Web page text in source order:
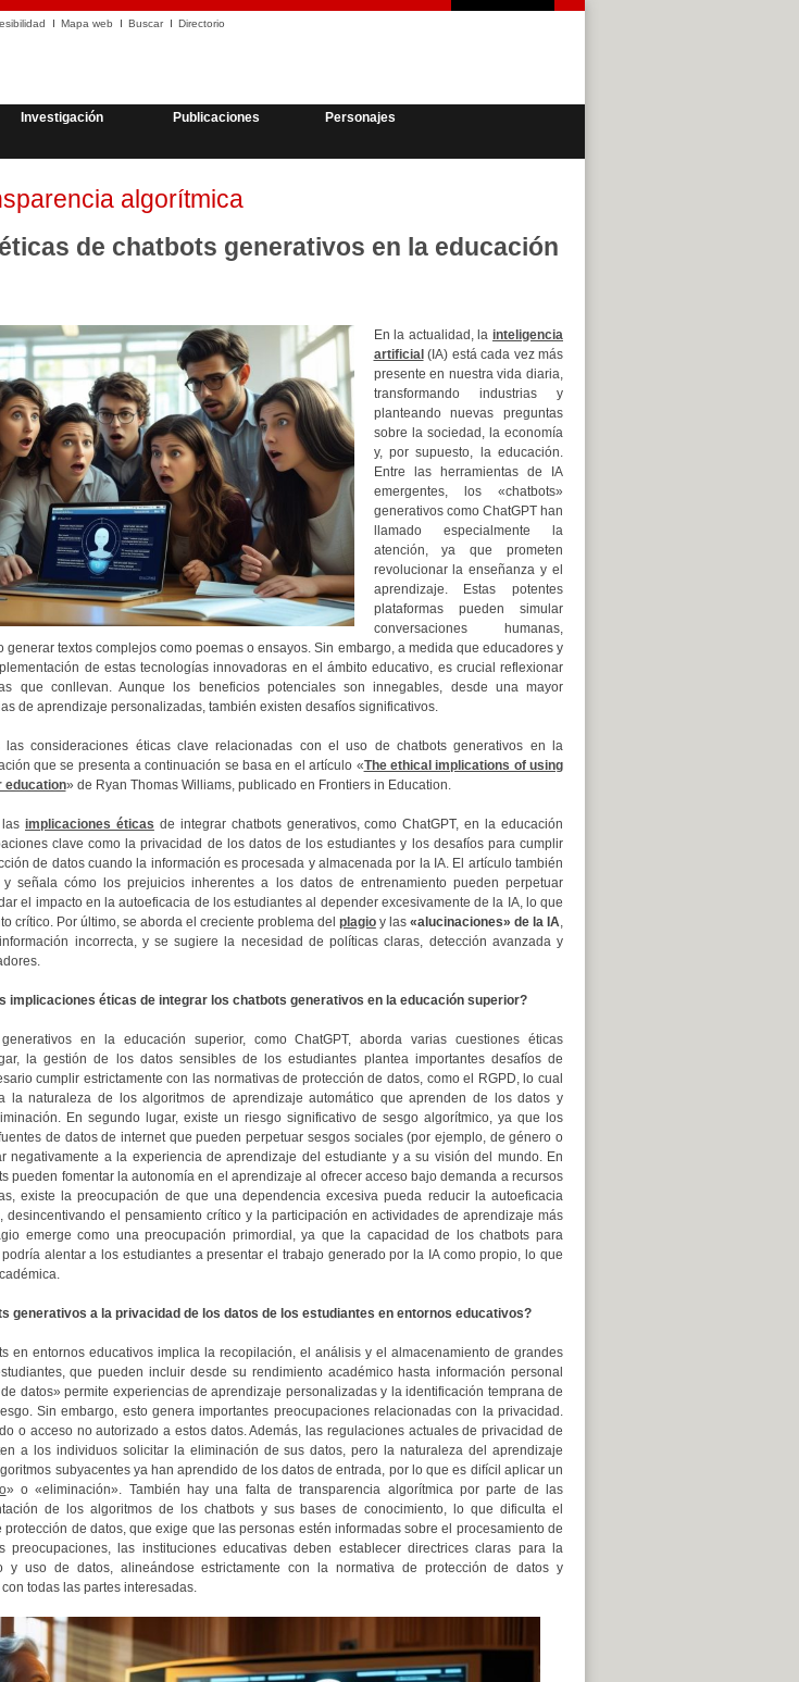
Mapa web Buscar Directorio
Investigación Publicaciones
Personajes
algorítmica
de chatbots generativos en la educación
En la actualidad, la inteligencia
artificial (IA) está cada vez más
presente en nuestra vida diaria,
transformando industrias y
planteando nuevas preguntas
sobre la sociedad, la economía
y, por supuesto, la educación.
Entre las herramientas de IA
emergentes, los «chatbots»
generativos como ChatGPT han
llamado especialmente la
atención, ya que prometen
revolucionar la enseñanza y el
aprendizaje. Estas potentes
plataformas pueden simular
conversaciones humanas,
generar textos complejos como poemas o ensayos. Sin embargo, a medida que educadores y
de estas tecnologías innovadoras en el ámbito educativo, es crucial reflexionar
que conllevan. Aunque los beneficios potenciales son innegables, desde una mayor
de aprendizaje personalizadas, también existen desafíos significativos.
las consideraciones éticas clave relacionadas con el uso de chatbots generativos en la
que se presenta a continuación se basa en el artículo «The ethical implications of using
education» de Ryan Thomas Williams, publicado en Frontiers in Education.
implicaciones éticas de integrar chatbots generativos, como ChatGPT, en la educación
clave como la privacidad de los datos de los estudiantes y los desafíos para cumplir
de datos cuando la información es procesada y almacenada por la IA. El artículo también
señala cómo los prejuicios inherentes a los datos de entrenamiento pueden perpetuar
el impacto en la autoeficacia de los estudiantes al depender excesivamente de la IA, lo que
crítico. Por último, se aborda el creciente problema del plagioy las «alucinaciones» de la IA,
incorrecta, y se sugiere la necesidad de políticas claras, detección avanzada y
implicaciones éticas de integrar los chatbots generativos en la educación superior?
en la educación superior, como ChatGPT, aborda varias cuestiones éticas
la gestión de los datos sensibles de los estudiantes plantea importantes desafíos de
cumplir estrictamente con las normativas de protección de datos, como el RGPD, lo cual
la naturaleza de los algoritmos de aprendizaje automático que aprenden de los datos y
En segundo lugar, existe un riesgo significativo de sesgo algorítmico, ya que los
de datos de internet que pueden perpetuar sesgos sociales (por ejemplo, de género o
negativamente a la experiencia de aprendizaje del estudiante y a su visión del mundo. En
pueden fomentar la autonomía en el aprendizaje al ofrecer acceso bajo demanda a recursos
existe la preocupación de que una dependencia excesiva pueda reducir la autoeficacia
desincentivando el pensamiento crítico y la participación en actividades de aprendizaje más
emerge como una preocupación primordial, ya que la capacidad de los chatbots para
alentar a los estudiantes a presentar el trabajo generado por la IA como propio, lo que
generativos a la privacidad de los datos de los estudiantes en entornos educativos?
en entornos educativos implica la recopilación, el análisis y el almacenamiento de grandes
que pueden incluir desde su rendimiento académico hasta información personal
datos» permite experiencias de aprendizaje personalizadas y la identificación temprana de
Sin embargo, esto genera importantes preocupaciones relacionadas con la privacidad.
o acceso no autorizado a estos datos. Además, las regulaciones actuales de privacidad de
a los individuos solicitar la eliminación de sus datos, pero la naturaleza del aprendizaje
subyacentes ya han aprendido de los datos de entrada, por lo que es difícil aplicar un
» o «eliminación». También hay una falta de transparencia algorítmica por parte de las
de los algoritmos de los chatbots y sus bases de conocimiento, lo que dificulta el
de datos, que exige que las personas estén informadas sobre el procesamiento de
preocupaciones, las instituciones educativas deben establecer directrices claras para la
y uso de datos, alineándose estrictamente con la normativa de protección de datos y
todas las partes interesadas.